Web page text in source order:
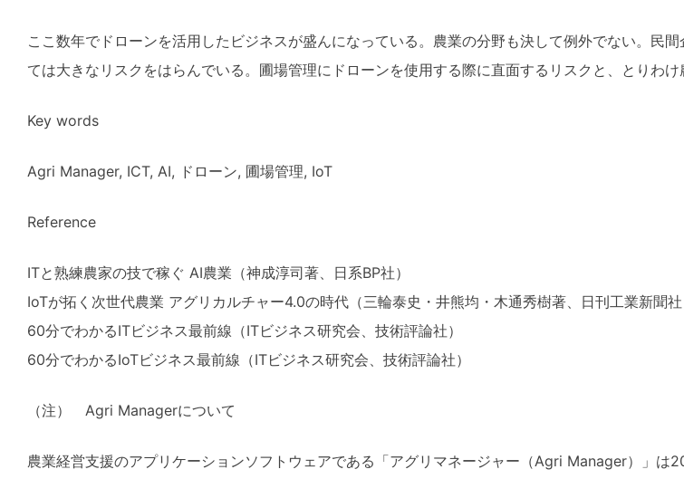
ここ数年でドローンを活用したビジネスが盛んになっている。農業の分野も決して例外でない。民
ては大きなリスクをはらんでいる。圃場管理にドローンを使用する際に直面するリスクと、とりわ
Key words
Agri Manager, ICT, AI, ドローン, 圃場管理, IoT
Reference
ITと熟練農家の技で稼ぐ AI農業（神成淳司著、日系BP社）
IoTが拓く次世代農業 アグリカルチャー4.0の時代（三輪泰史・井熊均・木通秀樹著、日刊工業新聞社
60分でわかるITビジネス最前線（ITビジネス研究会、技術評論社）
60分でわかるIoTビジネス最前線（ITビジネス研究会、技術評論社）
（注） Agri Managerについて
農業経営支援のアプリケーションソフトウェアである「アグリマネージャー（Agri Manager）」